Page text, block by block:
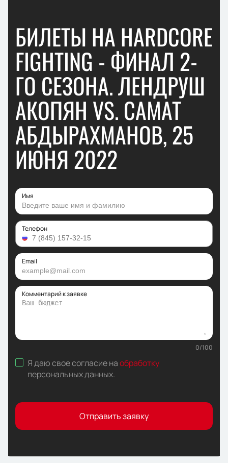
БИЛЕТЫ НА HARDCORE
FIGHTING - ФИНАЛ 2-
ГО СЕЗОНА. ЛЕНДРУШ
АКОПЯН VS. САМАТ
АБДЫРАХМАНОВ, 25
ИЮНЯ 2022
Имя
Телефон
Email
Комментарий к заявке
0/100
Я даю свое согласие наобработку
персональных данных.
Отправить заявку